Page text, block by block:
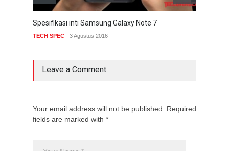
Spesifikasi inti Samsung Galaxy Note 7
TECH SPEC 3 Agustus 2016
Leave a Comment
Your email address will not be published. Required
fields are marked with *